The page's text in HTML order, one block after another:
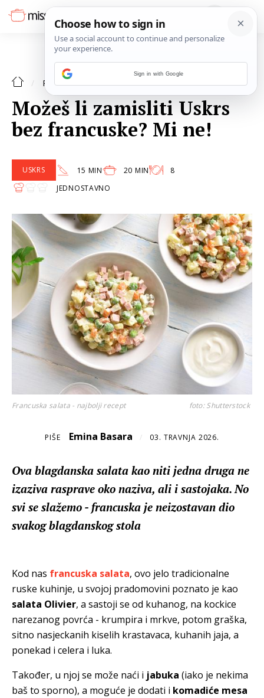
RECEPTI USKRS
Možeš li zamisliti Uskrs
bez francuske? Mi ne!
USKRS 15 MIN 20 MIN
8
JEDNOSTAVNO
Francuska salata - najbolji recept foto: Shutterstock
PIŠE Emina Basara / 03. TRAVNJA 2026.
Ova blagdanska salata kao niti jedna druga ne
izaziva rasprave oko naziva, ali i sastojaka. No
svi se slažemo - francuska je neizostavan dio
svakog blagdanskog stola
Kod nas francuska salata, ovo jelo tradicionalne
ruske kuhinje, u svojoj pradomovini poznato je kao
salata Olivier, a sastoji se od kuhanog, na kockice
narezanog povrća - krumpira i mrkve, potom graška,
sitno nasjeckanih kiselih krastavaca, kuhanih jaja, a
ponekad i celera i luka.
Također, u njoj se može naći i jabuka (iako je nekima
baš to sporno), a moguće je dodati i komadiće mesa
Sign in with Google